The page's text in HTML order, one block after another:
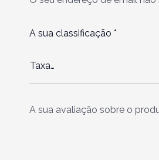
A sua classificação *
A sua avaliação sobre o